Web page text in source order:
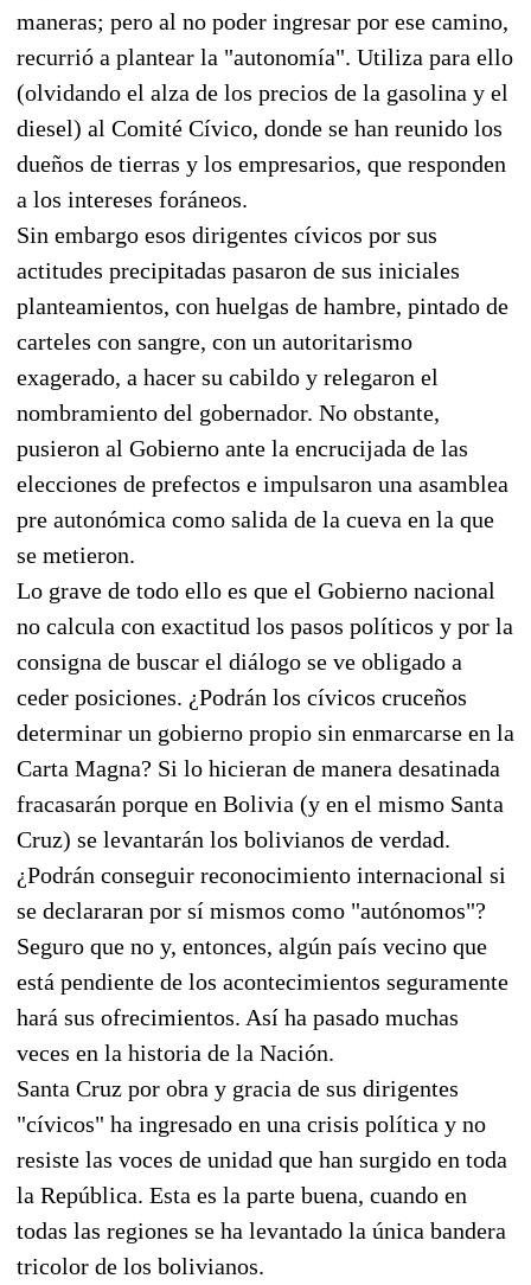
maneras; pero al no poder ingresar por ese camino,
recurrió a plantear la "autonomía". Utiliza para ello
(olvidando el alza de los precios de la gasolina y el
diesel) al Comité Cívico, donde se han reunido los
dueños de tierras y los empresarios, que responden
a los intereses foráneos.
Sin embargo esos dirigentes cívicos por sus
actitudes precipitadas pasaron de sus iniciales
planteamientos, con huelgas de hambre, pintado de
carteles con sangre, con un autoritarismo
exagerado, a hacer su cabildo y relegaron el
nombramiento del gobernador. No obstante,
pusieron al Gobierno ante la encrucijada de las
elecciones de prefectos e impulsaron una asamblea
pre autonómica como salida de la cueva en la que
se metieron.
Lo grave de todo ello es que el Gobierno nacional
no calcula con exactitud los pasos políticos y por la
consigna de buscar el diálogo se ve obligado a
ceder posiciones. ¿Podrán los cívicos cruceños
determinar un gobierno propio sin enmarcarse en la
Carta Magna? Si lo hicieran de manera desatinada
fracasarán porque en Bolivia (y en el mismo Santa
Cruz) se levantarán los bolivianos de verdad.
¿Podrán conseguir reconocimiento internacional si
se declararan por sí mismos como "autónomos"?
Seguro que no y, entonces, algún país vecino que
está pendiente de los acontecimientos seguramente
hará sus ofrecimientos. Así ha pasado muchas
veces en la historia de la Nación.
Santa Cruz por obra y gracia de sus dirigentes
"cívicos" ha ingresado en una crisis política y no
resiste las voces de unidad que han surgido en toda
la República. Esta es la parte buena, cuando en
todas las regiones se ha levantado la única bandera
tricolor de los bolivianos.